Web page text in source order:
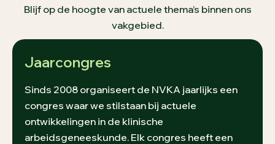
Blijf op de hoogte van actuele thema’s binnen ons
vakgebied.
Jaarcongres
Sinds 2008 organiseert de NVKA jaarlijks een
congres waar we stilstaan bij actuele
ontwikkelingen in de klinische
arbeidsgeneeskunde. Elk congres heeft een